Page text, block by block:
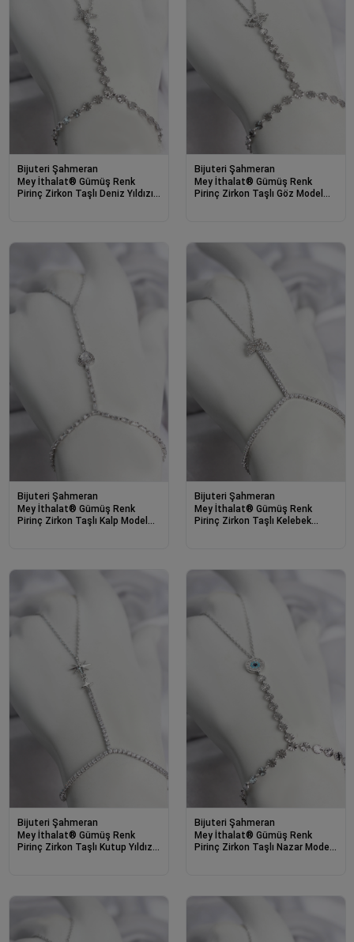
Bijuteri Şahmeran
Mey İthalat® Gümüş Renk
Pirinç Zirkon Taşlı Deniz Yıldızı
Bijuteri Şahmeran
Mey İthalat® Gümüş Renk
Pirinç Zirkon Taşlı Göz Model
Bijuteri Şahmeran
Mey İthalat® Gümüş Renk
Pirinç Zirkon Taşlı Kalp Model
Bijuteri Şahmeran
Mey İthalat® Gümüş Renk
Pirinç Zirkon Taşlı Kelebek
Bijuteri Şahmeran
Mey İthalat® Gümüş Renk
Pirinç Zirkon Taşlı Kutup Yıldızı
Bijuteri Şahmeran
Mey İthalat® Gümüş Renk
Pirinç Zirkon Taşlı Nazar Model